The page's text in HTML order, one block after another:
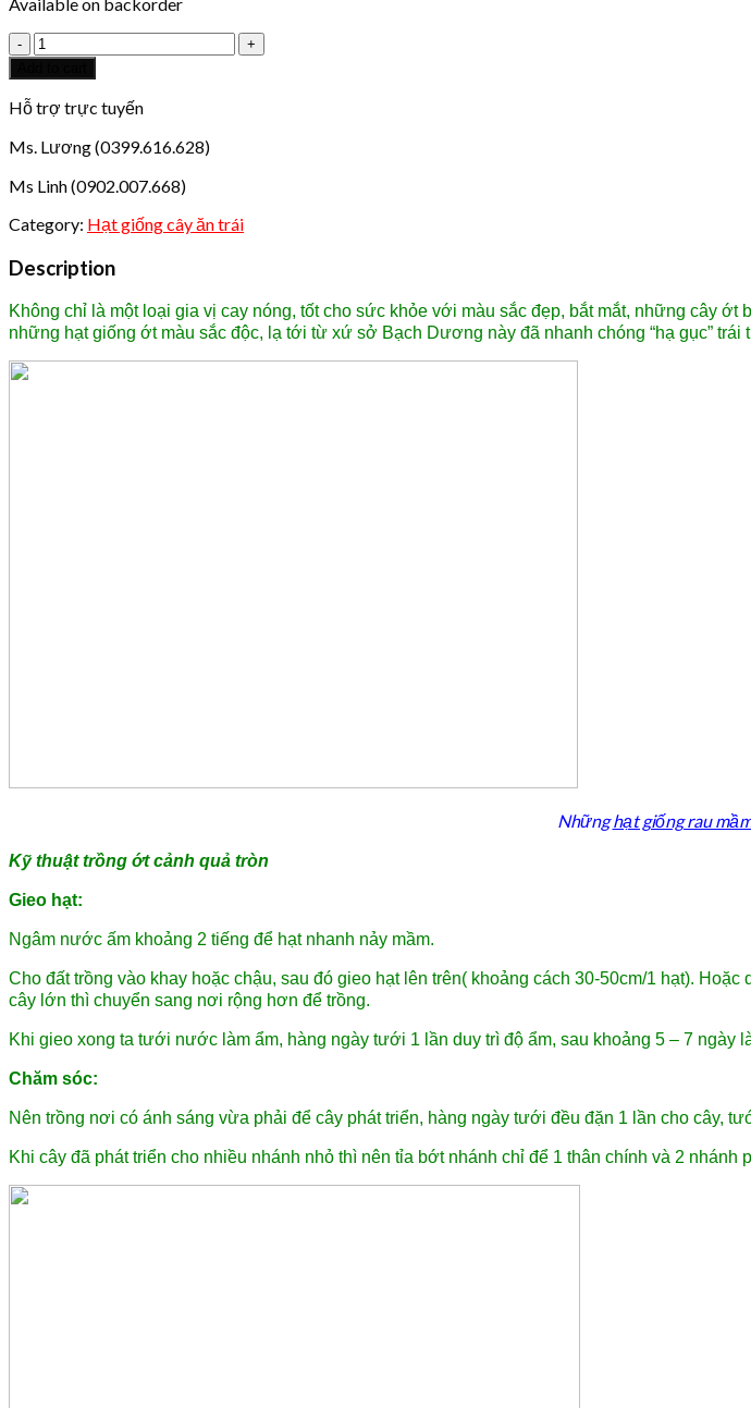
Hạt
giống
ớt
cảnh
tròn
Hỗ trợ trực tuyến
Ms. Lương (0399.616.628)
Ms Linh (0902.007.668)
Category: Hạt giống cây ăn trái
Description
Không chỉ là một loại gia vị cay nóng, tốt cho sức khỏe với màu sắc đẹp, bắt mắt, những cây
những hạt giống ớt màu sắc độc, lạ tới từ xứ sở Bạch Dương này đã nhanh chóng “hạ gục” trái
Nhữnghạt giống rau
Kỹ thuật trồng ớt cảnh quả tròn
Gieo hạt:
Ngâm nước ấm khoảng 2 tiếng để hạt nhanh nảy mầm.
Cho đất trồng vào khay hoặc chậu, sau đó gieo hạt lên trên( khoảng cách 30-50cm/1 hạt).
cây lớn thì chuyển sang nơi rộng hơn để trồng.
Khi gieo xong ta tưới nước làm ẩm, hàng ngày tưới 1 lần duy trì độ ẩm, sau khoảng 5 – 7 ngày
Chăm sóc:
Nên trồng nơi có ánh sáng vừa phải để cây phát triển, hàng ngày tưới đều đặn 1 lần cho cây,
Khi cây đã phát triển cho nhiều nhánh nhỏ thì nên tỉa bớt nhánh chỉ để 1 thân chính và 2 nhánh